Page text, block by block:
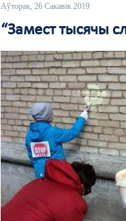
Аўторак, 26 Сакавік 2019
“Замест тысячы